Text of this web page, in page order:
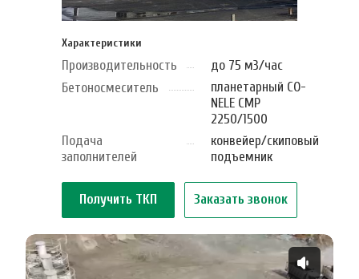
Характеристики
Производительность
до 75 м3/час
Бетоносмеситель
планетарный CO-
NELE CMP
2250/1500
Подача
заполнителей
конвейер/cкиповый
подъемник
Получить ТКП Заказать звонок